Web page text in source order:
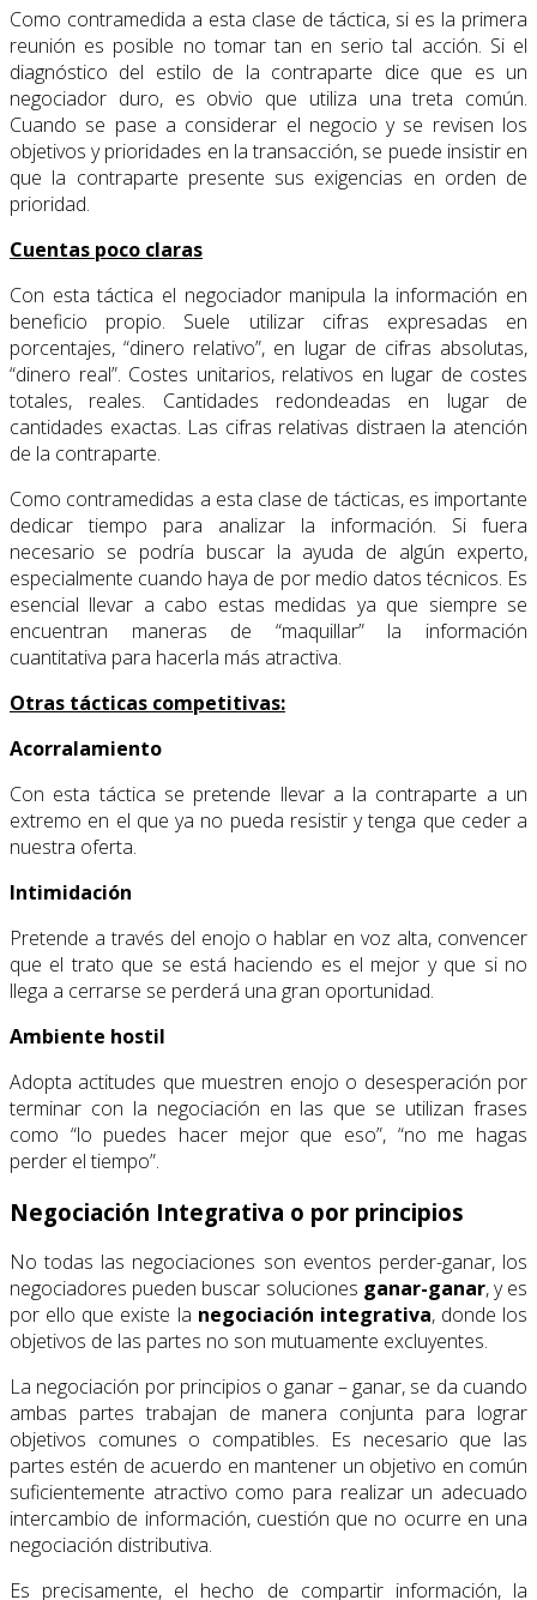
Como contramedida a esta clase de táctica, si es la primera
reunión es posible no tomar tan en serio tal acción. Si el
diagnóstico del estilo de la contraparte dice que es un
negociador duro, es obvio que utiliza una treta común.
Cuando se pase a considerar el negocio y se revisen los
objetivos y prioridades en la transacción, se puede insistir en
que la contraparte presente sus exigencias en orden de
prioridad.
Cuentas poco claras
Con esta táctica el negociador manipula la información en
beneficio propio. Suele utilizar cifras expresadas en
porcentajes, “dinero relativo”, en lugar de cifras absolutas,
“dinero real”. Costes unitarios, relativos en lugar de costes
totales, reales. Cantidades redondeadas en lugar de
cantidades exactas. Las cifras relativas distraen la atención
de la contraparte.
Como contramedidas a esta clase de tácticas, es importante
dedicar tiempo para analizar la información. Si fuera
necesario se podría buscar la ayuda de algún experto,
especialmente cuando haya de por medio datos técnicos. Es
esencial llevar a cabo estas medidas ya que siempre se
encuentran maneras de “maquillar” la información
cuantitativa para hacerla más atractiva.
Otras tácticas competitivas:
Acorralamiento
Con esta táctica se pretende llevar a la contraparte a un
extremo en el que ya no pueda resistir y tenga que ceder a
nuestra oferta.
Intimidación
Pretende a través del enojo o hablar en voz alta, convencer
que el trato que se está haciendo es el mejor y que si no
llega a cerrarse se perderá una gran oportunidad.
Ambiente hostil
Adopta actitudes que muestren enojo o desesperación por
terminar con la negociación en las que se utilizan frases
como “lo puedes hacer mejor que eso”, “no me hagas
perder el tiempo”.
Negociación Integrativa o por principios
No todas las negociaciones son eventos perder-ganar, los
negociadores pueden buscar soluciones ganar-ganar, y es
por ello que existe la negociación integrativa, donde los
objetivos de las partes no son mutuamente excluyentes.
La negociación por principios o ganar – ganar, se da cuando
ambas partes trabajan de manera conjunta para lograr
objetivos comunes o compatibles. Es necesario que las
partes estén de acuerdo en mantener un objetivo en común
suficientemente atractivo como para realizar un adecuado
intercambio de información, cuestión que no ocurre en una
negociación distributiva.
Es precisamente, el hecho de compartir información, la